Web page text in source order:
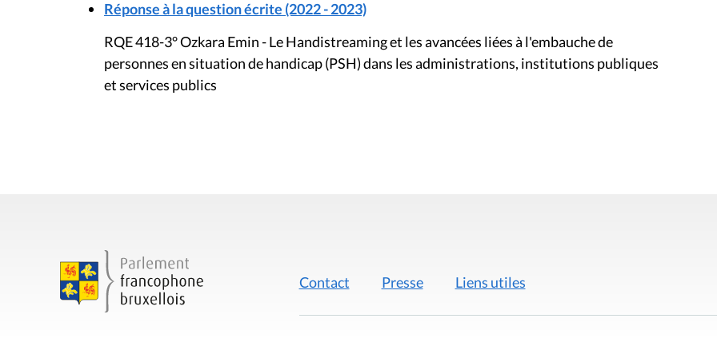
Réponse à la question écrite (2022 - 2023)
RQE 418-3° Ozkara Emin - Le Handistreaming et les avancées liées à l'embauche de
personnes en situation de handicap (PSH) dans les administrations, institutions publiques
et services publics
Contact Presse Liens utiles